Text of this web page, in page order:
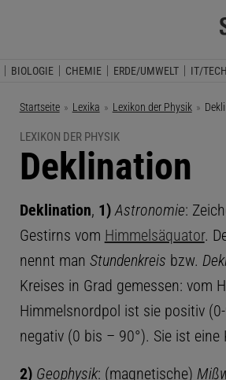
BIOLOGIE CHEMIE ERDE/UMWELT IT/TECH
Startseite Lexika Lexikon der Physik
LEXIKON DER PHYSIK
:
Deklination
Deklination, 1) Astronomie:
Gestirns vom Himmelsäquator.
nennt man Stundenkreis bzw.
Kreises in Grad gemessen: vom
Himmelsnordpol ist sie positiv
negativ (0 bis – 90°). Sie ist eine
2) Geophysik: (magnetische)